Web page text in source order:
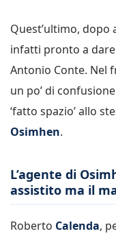
Quest’ultimo, dopo
infatti pronto a
Antonio Conte. Nel
un po’ di
‘fatto spazio’ allo
Osimhen.
L’agente di
assistito ma il
Roberto Calenda,